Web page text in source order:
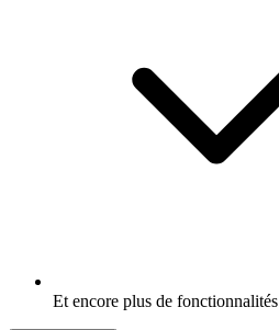
Et encore plus de fonctionnalités